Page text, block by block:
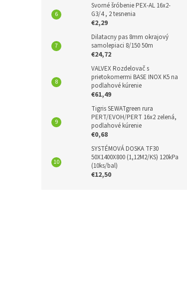
Svorné šróbenie PEX-AL 16x2-
G3/4 , 2 tesnenia
€2,29
Dilatacny pas 8mm okrajový
samolepiaci 8/150 50m
€24,72
VALVEX Rozdelovač s
prietokomermi BASE INOX K5 na
podlahové kúrenie
€61,49
Tigris SEWATgreen rura
PERT/EVOH/PERT 16x2 zelená,
podlahové kúrenie
€0,68
SYSTÉMOVÁ DOSKA TF30
50X1400X800 (1,12M2/KS) 120kPa
(10ks/bal)
€12,50